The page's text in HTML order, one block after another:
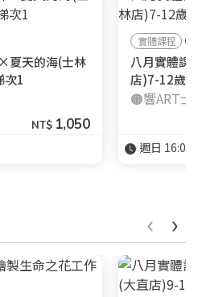
夏天的海(士林
1
NT$ 1,050
實體課程
八月實體
店)7-12歲
🟠響ART士
週日
‹ ›